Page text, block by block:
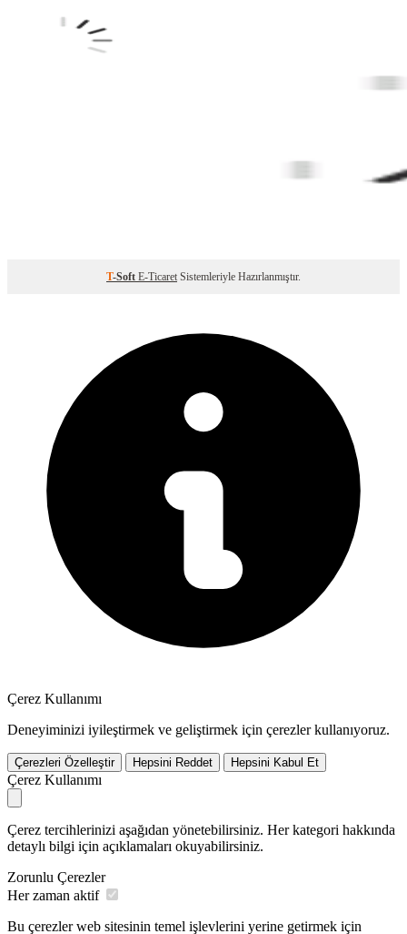
T-Soft E-Ticaret Sistemleriyle Hazırlanmıştır.
Çerez Kullanımı
Deneyiminizi iyileştirmek ve geliştirmek için çerezler kullanıyoruz.
Çerezleri Özelleştir Hepsini Reddet Hepsini Kabul Et
Çerez Kullanımı
Çerez tercihlerinizi aşağıdan yönetebilirsiniz. Her kategori hakkında
detaylı bilgi için açıklamaları okuyabilirsiniz.
Zorunlu Çerezler
Her zaman aktif
Bu çerezler web sitesinin temel işlevlerini yerine getirmek için